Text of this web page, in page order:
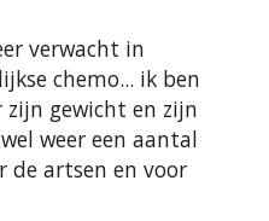
verwacht in
chemo... ik ben
gewicht en zijn
weer een aantal
de artsen en voor